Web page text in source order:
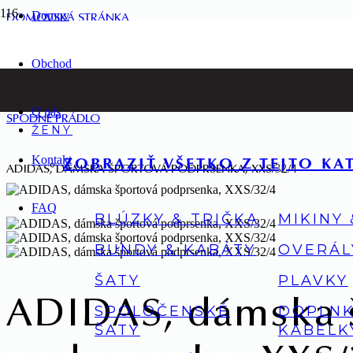
Domov
Obchod
O nás
Kontakt
FAQ
ŽENY
ZOBRAZIŤ VŠETKO Z TEJTO
BLÚZKY & TRIČKA
BUNDY & KABÁTY
ŠATY
SPOLOČENSKÉ
ŠATY
MIKINY
PLAVKY
DOMOVSKÁ STRÁNKA
ŽENY
SPODNÉ PRÁDLO
ADIDAS, DÁMSKA ŠPORTOVÁ PODPRSENKA, XXS/32/4
ADIDAS, dámska